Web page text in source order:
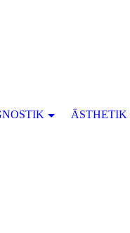
ÄSTHETIK